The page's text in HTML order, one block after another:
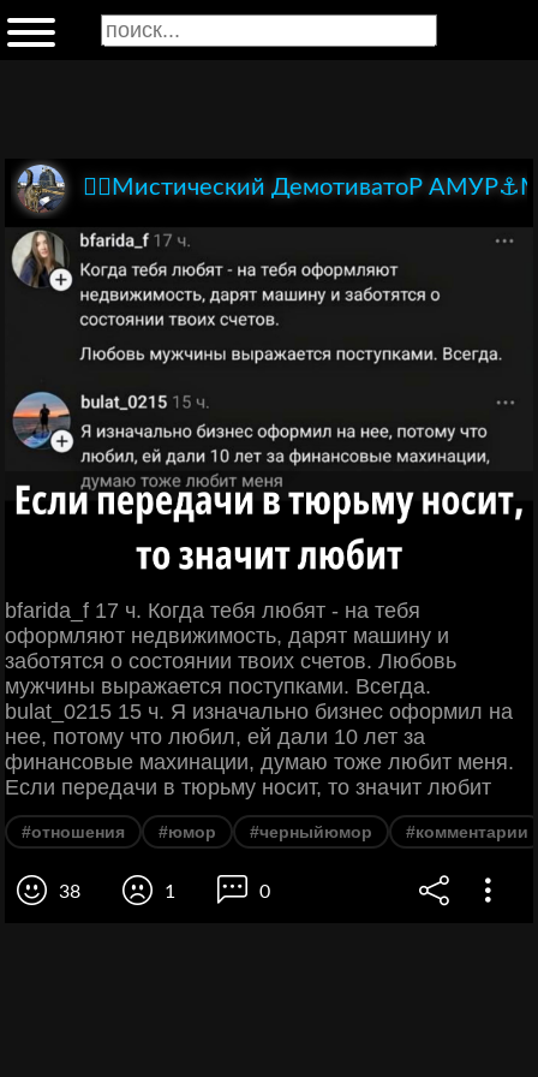
🏴‍☠️Мистический ДемотиватоР
bfarida_f 17 ч. Когда тебя любят - на тебя
оформляют недвижимость, дарят машину и
заботятся о состоянии твоих счетов. Любовь
мужчины выражается поступками. Всегда.
bulat_0215 15 ч. Я изначально бизнес оформил на
нее, потому что любил, ей дали 10 лет за
финансовые махинации, думаю тоже любит меня.
Если передачи в тюрьму носит, то значит любит
#отношения #юмор #черныйюмор #комментарии
38 1 0